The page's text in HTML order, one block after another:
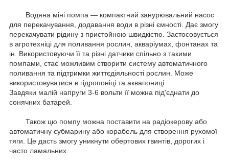
Водяна міні помпа — компактний занурювальний насос
для перекачування, додавання води в різні ємності. Дає змогу
перекачувати рідину з пристойною швидкістю. Застосовується
в агротехніці для поливання рослин, акваріумах, фонтанах та
ін. Використовуючи її та різні датчики спільно з такими
помпами, стає можливим створити систему автоматичного
поливання та підтримки життєдіяльності рослин. Може
використовуватися в гідропоніці та аквапониці.
Завдяки малій напруги 3-6 вольти її можна під'єднати до
сонячних батарей.
Також цю помпу можна поставити на радіокерову або
автоматичну субмарину або корабель для створення рухомої
тяги. Це дасть змогу уникнути обертових гвинтів, дорогих і
часто ламальних.